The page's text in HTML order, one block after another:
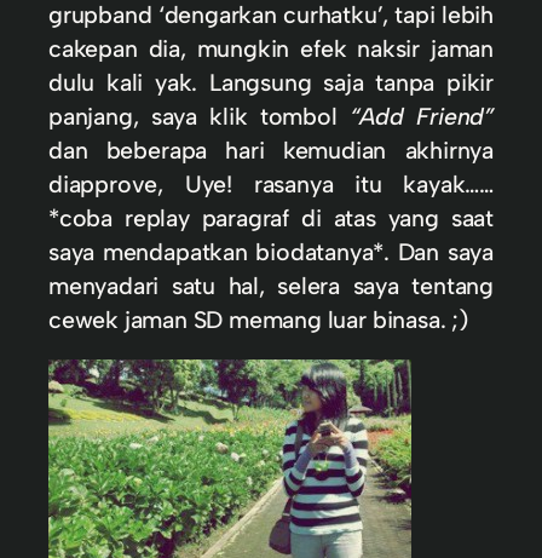
grupband ‘dengarkan curhatku’, tapi lebih
cakepan dia, mungkin efek naksir jaman
dulu kali yak. Langsung saja tanpa pikir
panjang, saya klik tombol “Add Friend”
dan beberapa hari kemudian akhirnya
diapprove, Uye! rasanya itu kayak……
*coba replay paragraf di atas yang saat
saya mendapatkan biodatanya*. Dan saya
menyadari satu hal, selera saya tentang
cewek jaman SD memang luar binasa. ;)